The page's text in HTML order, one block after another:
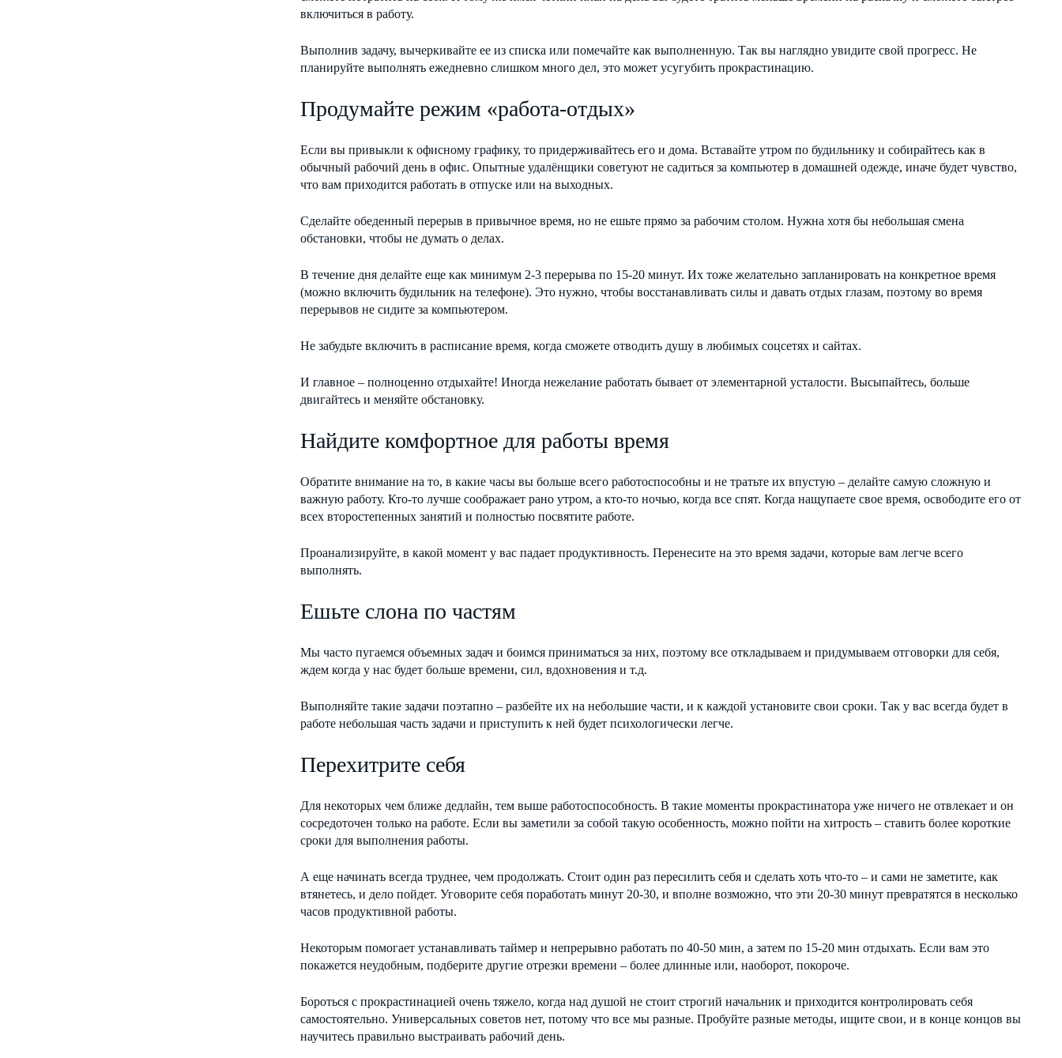
включиться в работу.
Выполнив задачу, вычеркивайте ее из списка или помечайте как выполненную. Так вы наглядно увидите свой прогресс. Не
планируйте выполнять ежедневно слишком много дел, это может усугубить прокрастинацию.
Продумайте режим «работа-отдых»
Если вы привыкли к офисному графику, то придерживайтесь его и дома. Вставайте утром по будильнику и собирайтесь как в
обычный рабочий день в офис. Опытные удалёнщики советуют не садиться за компьютер в домашней одежде, иначе будет чувство,
что вам приходится работать в отпуске или на выходных.
Сделайте обеденный перерыв в привычное время, но не ешьте прямо за рабочим столом. Нужна хотя бы небольшая смена
обстановки, чтобы не думать о делах.
В течение дня делайте еще как минимум 2-3 перерыва по 15-20 минут. Их тоже желательно запланировать на конкретное время
(можно включить будильник на телефоне). Это нужно, чтобы восстанавливать силы и давать отдых глазам, поэтому во время
перерывов не сидите за компьютером.
Не забудьте включить в расписание время, когда сможете отводить душу в любимых соцсетях и сайтах.
И главное – полноценно отдыхайте! Иногда нежелание работать бывает от элементарной усталости. Высыпайтесь, больше
двигайтесь и меняйте обстановку.
Найдите комфортное для работы время
Обратите внимание на то, в какие часы вы больше всего работоспособны и не тратьте их впустую – делайте самую сложную и
важную работу. Кто-то лучше соображает рано утром, а кто-то ночью, когда все спят. Когда нащупаете свое время, освободите его от
всех второстепенных занятий и полностью посвятите работе.
Проанализируйте, в какой момент у вас падает продуктивность. Перенесите на это время задачи, которые вам легче всего
выполнять.
Ешьте слона по частям
Мы часто пугаемся объемных задач и боимся приниматься за них, поэтому все откладываем и придумываем отговорки для себя,
ждем когда у нас будет больше времени, сил, вдохновения и т.д.
Выполняйте такие задачи поэтапно – разбейте их на небольшие части, и к каждой установите свои сроки. Так у вас всегда будет в
работе небольшая часть задачи и приступить к ней будет психологически легче.
Перехитрите себя
Для некоторых чем ближе дедлайн, тем выше работоспособность. В такие моменты прокрастинатора уже ничего не отвлекает и он
сосредоточен только на работе. Если вы заметили за собой такую особенность, можно пойти на хитрость – ставить более короткие
сроки для выполнения работы.
А еще начинать всегда труднее, чем продолжать. Стоит один раз пересилить себя и сделать хоть что-то – и сами не заметите, как
втянетесь, и дело пойдет. Уговорите себя поработать минут 20-30, и вполне возможно, что эти 20-30 минут превратятся в несколько
часов продуктивной работы.
Некоторым помогает устанавливать таймер и непрерывно работать по 40-50 мин, а затем по 15-20 мин отдыхать. Если вам это
покажется неудобным, подберите другие отрезки времени – более длинные или, наоборот, покороче.
Бороться с прокрастинацией очень тяжело, когда над душой не стоит строгий начальник и приходится контролировать себя
самостоятельно. Универсальных советов нет, потому что все мы разные. Пробуйте разные методы, ищите свои, и в конце концов вы
научитесь правильно выстраивать рабочий день.